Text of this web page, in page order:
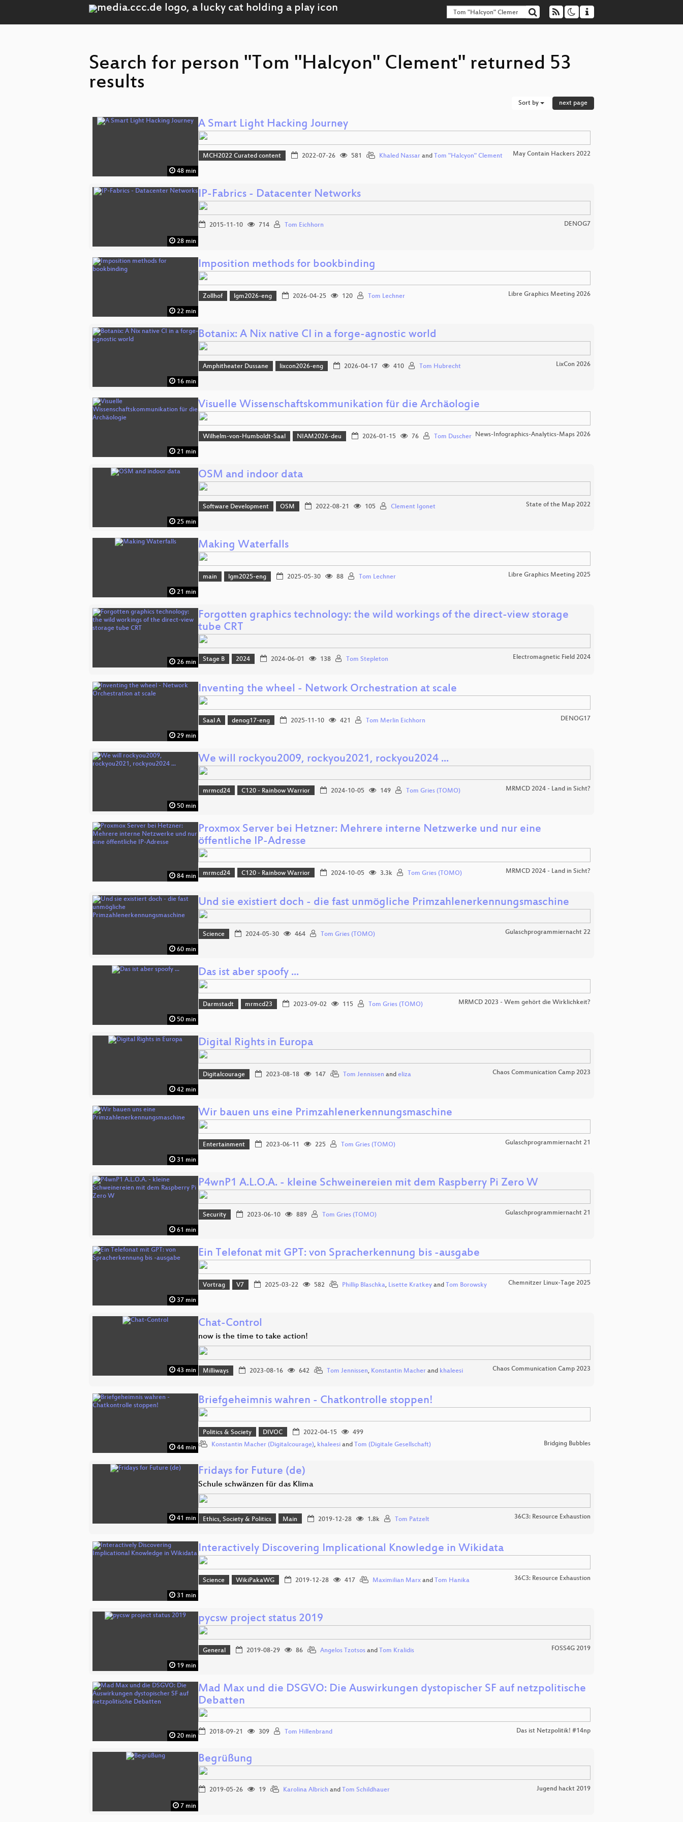
Search for person "Tom "Halcyon" Clement" returned 53
results
Sort by next page
48 min
A Smart Light Hacking Journey
MCH2022 Curated content 2022-07-26 581 Khaled Nassarand Tom "Halcyon" Clement May Contain Hackers 2022
28 min
IP-Fabrics - Datacenter Networks
2015-11-10 714 Tom Eichhorn DENOG7
22 min
Imposition methods for bookbinding
Zollhof lgm2026-eng 2026-04-25 120 Tom Lechner Libre Graphics Meeting 2026
16 min
Botanix: A Nix native CI in a forge-agnostic world
Amphitheater Dussane lixcon2026-eng 2026-04-17 410 Tom Hubrecht LixCon 2026
21 min
Visuelle Wissenschaftskommunikation für die Archäologie
Wilhelm-von-Humboldt-Saal NIAM2026-deu 2026-01-15 76 Tom Duscher News-Infographics-Analytics-Maps 2026
25 min
OSM and indoor data
Software Development OSM 2022-08-21 105 Clement Igonet State of the Map 2022
21 min
Making Waterfalls
main lgm2025-eng 2025-05-30 88 Tom Lechner Libre Graphics Meeting 2025
26 min
Forgotten graphics technology: the wild workings of the direct-view storage
tube CRT
Stage B 2024 2024-06-01 138 Tom Stepleton Electromagnetic Field 2024
29 min
Inventing the wheel - Network Orchestration at scale
Saal A denog17-eng 2025-11-10 421 Tom Merlin Eichhorn DENOG17
50 min
We will rockyou2009, rockyou2021, rockyou2024 ...
mrmcd24 C120 - Rainbow Warrior 2024-10-05 149 Tom Gries (TOMO) MRMCD 2024 - Land in Sicht?
84 min
Proxmox Server bei Hetzner: Mehrere interne Netzwerke und nur eine
öffentliche IP-Adresse
mrmcd24 C120 - Rainbow Warrior 2024-10-05 3.3k Tom Gries (TOMO) MRMCD 2024 - Land in Sicht?
60 min
Und sie existiert doch - die fast unmögliche Primzahlenerkennungsmaschine
Science 2024-05-30 464 Tom Gries (TOMO) Gulaschprogrammiernacht 22
50 min
Das ist aber spoofy ...
Darmstadt mrmcd23 2023-09-02 115 Tom Gries (TOMO) MRMCD 2023 - Wem gehört die Wirklichkeit?
42 min
Digital Rights in Europa
Digitalcourage 2023-08-18 147 Tom Jennissen and eliza Chaos Communication Camp 2023
31 min
Wir bauen uns eine Primzahlenerkennungsmaschine
Entertainment 2023-06-11 225 Tom Gries (TOMO) Gulaschprogrammiernacht 21
61 min
P4wnP1 A.L.O.A. - kleine Schweinereien mit dem Raspberry Pi Zero W
Security 2023-06-10 889 Tom Gries (TOMO) Gulaschprogrammiernacht 21
37 min
Ein Telefonat mit GPT: von Spracherkennung bis -ausgabe
Vortrag V7 2025-03-22 582 Phillip Blaschka, Lisette Kratkeyand Tom Borowsky Chemnitzer Linux-Tage 2025
43 min
Chat-Control
now is the time to take action!
Milliways 2023-08-16 642 Tom Jennissen, Konstantin Macherand khaleesi Chaos Communication Camp 2023
44 min
Briefgeheimnis wahren - Chatkontrolle stoppen!
Politics & Society DIVOC 2022-04-15
499
Konstantin Macher (Digitalcourage), khaleesi and Tom (Digitale Gesellschaft) Bridging Bubbles
41 min
Fridays for Future (de)
Schule schwänzen für das Klima
Ethics, Society & Politics Main 2019-12-28 1.8k Tom Patzelt 36C3: Resource Exhaustion
31 min
Interactively Discovering Implicational Knowledge in Wikidata
Science WikiPakaWG 2019-12-28 417 Maximilian Marxand Tom Hanika 36C3: Resource Exhaustion
19 min
pycsw project status 2019
General 2019-08-29 86 Angelos Tzotsosand Tom Kralidis FOSS4G 2019
20 min
Mad Max und die DSGVO: Die Auswirkungen dystopischer SF auf netzpolitische
Debatten
2018-09-21 309 Tom Hillenbrand Das ist Netzpolitik! #14np
7 min
Begrüßung
2019-05-26 19 Karolina Albrich and Tom Schildhauer Jugend hackt 2019